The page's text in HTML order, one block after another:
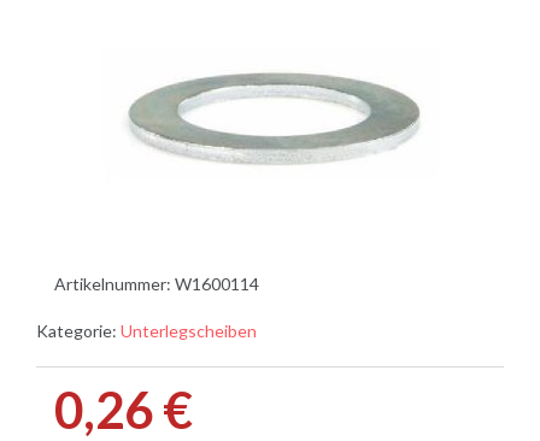
Artikelnummer: W1600114
Kategorie: Unterlegscheiben
0,26 €